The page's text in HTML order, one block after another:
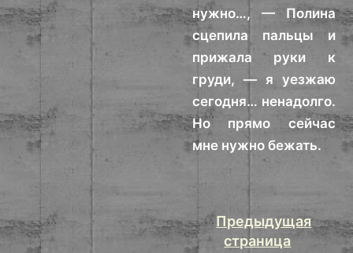
нужно…, — Полина
сцепила пальцы и
прижала руки к
груди, — я уезжаю
сегодня… ненадолго.
Но прямо сейчас
мне нужно бежать.
Предыдущая
страница